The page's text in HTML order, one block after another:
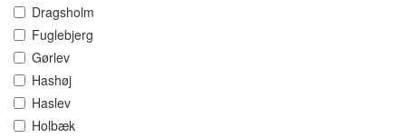
Dragsholm
Fuglebjerg
Gørlev
Hashøj
Haslev
Holbæk